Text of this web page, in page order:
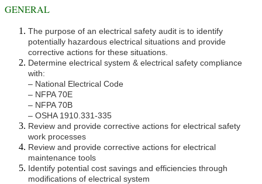
GENERAL
The purpose of an electrical safety audit is to identify
potentially hazardous electrical situations and provide
corrective actions for these situations.
Determine electrical system & electrical safety compliance
with:
– National Electrical Code
– NFPA 70E
– NFPA 70B
– OSHA 1910.331-335
Review and provide corrective actions for electrical safety
work processes
Review and provide corrective actions for electrical
maintenance tools
Identify potential cost savings and efficiencies through
modifications of electrical system